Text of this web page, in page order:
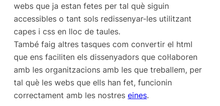
webs que ja estan fetes per tal què siguin
accessibles o tant sols redissenyar-les utilitzant
capes i css en lloc de taules.
També faig altres tasques com convertir el html
que ens faciliten els dissenyadors que col·laboren
amb les organitzacions amb les que treballem, per
tal què les webs que ells han fet, funcionin
correctament amb les nostres eines.